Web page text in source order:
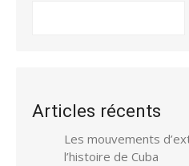
Articles récents
Les mouvements
l’histoire de Cuba